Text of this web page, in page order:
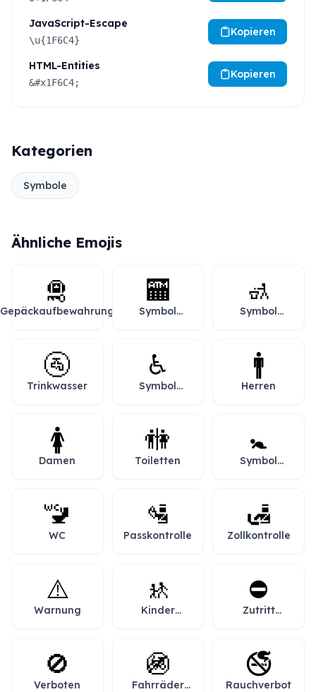
JavaScript-Escape
\u{1F6C4}
Kopieren
HTML-Entities
&#x1F6C4;
Kopieren
Kategorien
Symbole
Ähnliche Emojis
🛅
Gepäckaufbewahrung
🏧
Symbol
🚮
Symbol
🚰
Trinkwasser
♿
Symbol
🚹
Herren
🚺
Damen
🚻
Toiletten
🚼
Symbol
🚾
WC
🛂
Passkontrolle
🛃
Zollkontrolle
⚠️
Warnung
🚸
Kinder
⛔
Zutritt
🚫
Verboten
🚳
Fahrräder
🚭
Rauchverbot